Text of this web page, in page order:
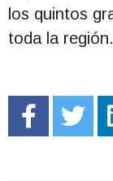
los quintos
toda la región.